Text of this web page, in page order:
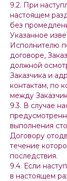
9.2. При
настоящем
без
Указанное
Исполнителю
договоре,
должной
Заказчика и
контактам, по
между
9.3. В случае
выполнения
Договору
течение
последствия.
9.4. Если
в настоящем